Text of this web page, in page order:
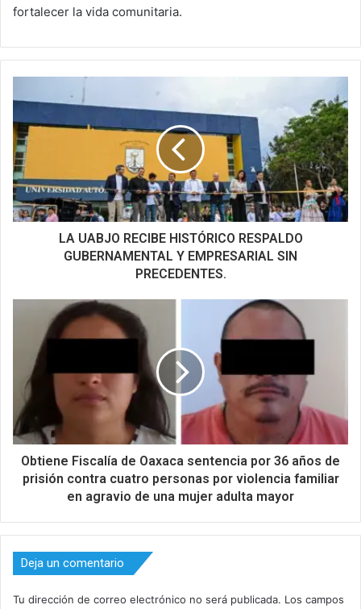
fortalecer la vida comunitaria.
LA UABJO RECIBE HISTÓRICO RESPALDO
GUBERNAMENTAL Y EMPRESARIAL SIN
PRECEDENTES.
Obtiene Fiscalía de Oaxaca sentencia por 36 años de
prisión contra cuatro personas por violencia familiar
en agravio de una mujer adulta mayor
Deja un comentario
Tu dirección de correo electrónico no será publicada. Los campos